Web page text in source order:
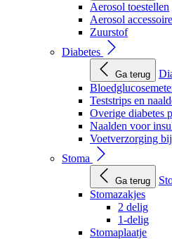
Aerosol toestellen
Aerosol
Zuurstof
Diabetes
Ga terug
Teststrips en
Overige diabetes
Naalden voor
Voetverzorging
Stoma
Ga terug
Stomazakjes
2 delig
1-delig
Stomaplaatje